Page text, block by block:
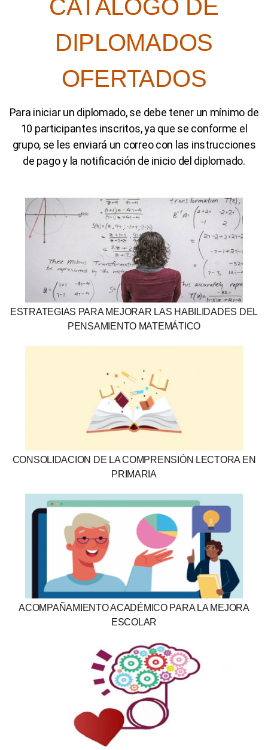
CATÁLOGO DE
DIPLOMADOS
OFERTADOS
Para iniciar un diplomado, se debe tener un mínimo de
10 participantes inscritos, ya que se conforme el
grupo, se les enviará un correo con las instrucciones
de pago y la notificación de inicio del diplomado.
ESTRATEGIAS PARA MEJORAR LAS HABILIDADES DEL
PENSAMIENTO MATEMÁTICO
CONSOLIDACION DE LA COMPRENSIÓN LECTORA EN
PRIMARIA
ACOMPAÑAMIENTO ACADÉMICO PARA LA MEJORA
ESCOLAR